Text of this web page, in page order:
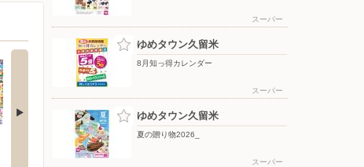
8/1(土)〜8/9(日)_
スーパー
ゆめタウン久留米
8月知っ得カレンダー
スーパー
ゆめタウン久留米
夏の贈り物2026_
スーパー